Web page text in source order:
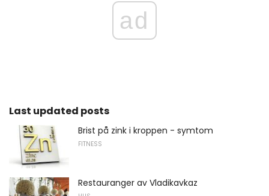
ad
Last updated posts
Brist på zink i kroppen - symtom
FITNESS
Restauranger av Vladikavkaz